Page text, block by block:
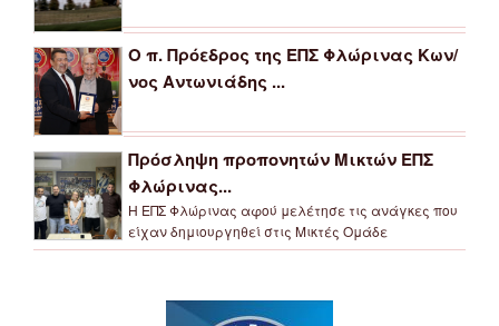
Ο π. Πρόεδρος της ΕΠΣ Φλώρινας Κων/
νος Αντωνιάδης ...
Πρόσληψη προπονητών Μικτών ΕΠΣ
Φλώρινας...
Η ΕΠΣ Φλώρινας αφού μελέτησε τις ανάγκες που
είχαν δημιουργηθεί στις Μικτές Ομάδε